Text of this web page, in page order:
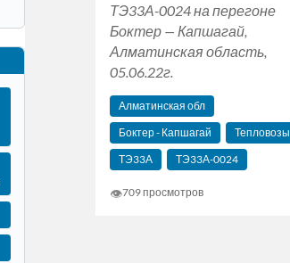
ТЭ33А-0024 на перегоне
Боктер — Капшагай,
Алматинская область,
05.06.22г.
Алматинская обл
Боктер - Капшагай
Тепловозы
ТЭ33А
ТЭ33А-0024
👁709 просмотров